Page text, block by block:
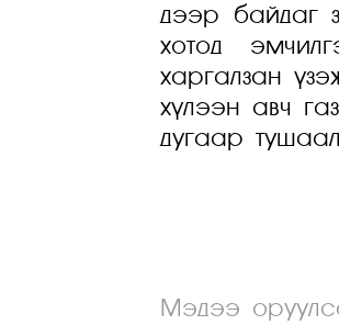
дээр байдаг
хотод
харгалзан
хүлээн авч
дугаар
Мэдээ